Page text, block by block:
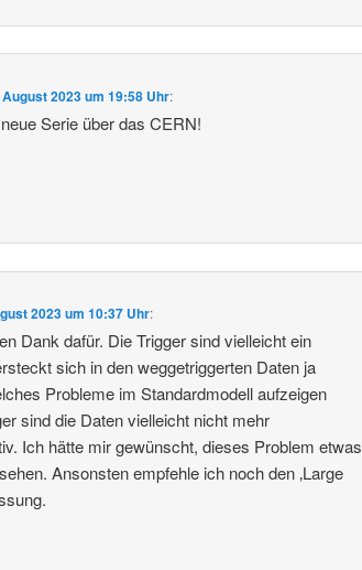
August 2023 um 19:58 Uhr:
Serie über das CERN!
2023 um 10:37 Uhr:
Dank dafür. Die Trigger sind vielleicht ein
sich in den weggetriggerten Daten ja
Probleme im Standardmodell aufzeigen
sind die Daten vielleicht nicht mehr
Ich hätte mir gewünscht, dieses Problem etwas
Ansonsten empfehle ich noch den ‚Large